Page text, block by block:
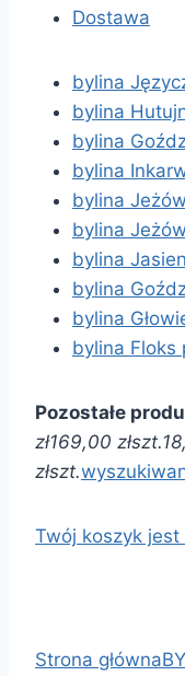
Dostawa
bylina
bylina
bylina
bylina
bylina
bylina
bylina
bylina
bylina
bylina Floks
Pozostałe
zł169,00 złszt.
złszt.
Twój koszyk
Strona główna